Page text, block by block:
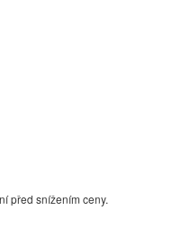
před snížením ceny.